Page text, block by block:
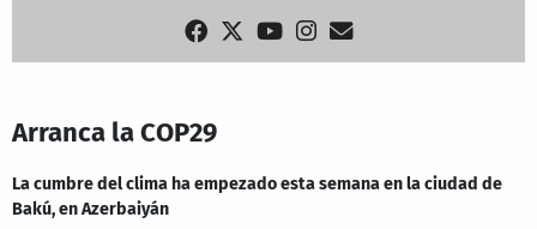
Arranca la COP29
La cumbre del clima ha empezado esta semana en la ciudad de
Bakú, en Azerbaiyán